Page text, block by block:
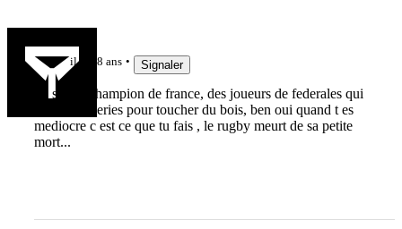
il y a 8 ans Signaler
un suisse champion de france, des joueurs de federales qui
jouent les series pour toucher du bois, ben oui quand t es
mediocre c est ce que tu fais , le rugby meurt de sa petite
mort...